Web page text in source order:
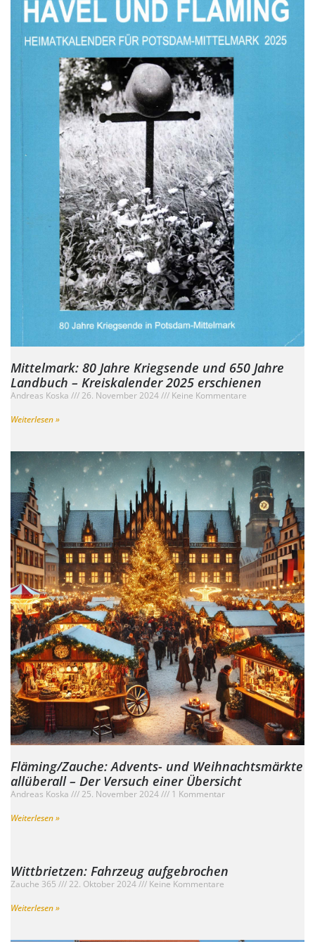
Mittelmark: 80 Jahre Kriegsende und 650 Jahre
Landbuch – Kreiskalender 2025 erschienen
Andreas Koska 26. November 2024
Keine Kommentare
Weiterlesen »
Fläming/Zauche: Advents- und Weihnachtsmärkte
allüberall – Der Versuch einer Übersicht
Andreas Koska 25. November 2024
1 Kommentar
Weiterlesen »
Wittbrietzen: Fahrzeug aufgebrochen
Zauche 365 22. Oktober 2024
Keine Kommentare
Weiterlesen »